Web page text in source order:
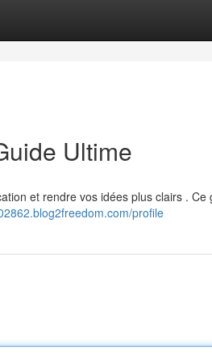
Ultime
et rendre vos idées plus clairs . Ce
profile